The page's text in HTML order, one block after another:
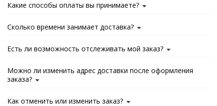
Какие способы оплаты вы принимаете?
Сколько времени занимает доставка?
Есть ли возможность отслеживать мой заказ?
Можно ли изменить адрес доставки после оформления
заказа?
Как отменить или изменить заказ?